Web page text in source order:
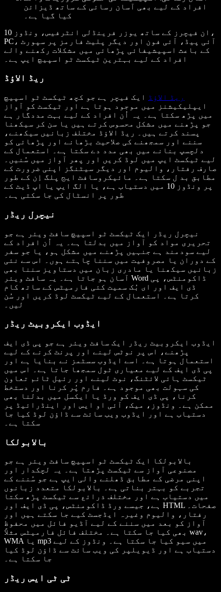
افراد کے لیے بھی آسان رسائی کے ساتھ ڈیزائن
کیا گیا ہے۔
ان فیچرز کے ساتھ یوزر فرینڈلی انٹرفیس، ونڈوز 10،
PC، آئی پیڈ، آئی فون اور دیگر پلیٹ فارمز پر سپورٹ
کے باعث اسپیشیفائی پڑھائی میں مشکلات رکھنے والے
افراد کے لیے بہترین ٹیکسٹ ٹو اسپیچ ایپ ہے۔
ریڈ الاؤڈ
ریڈ الاؤڈ
ایک فیچر ہے جو کچھ ٹیکسٹ ٹو اسپیچ
ایپلیکیشنز میں موجود ہوتا ہے اور ٹیکسٹ کو آواز
میں پڑھ سکتا ہے۔ یہ اُن افراد کے لیے بہت مددگار ہے
جو پڑھنے میں مشکل محسوس کرتے ہیں یا سن کر سیکھنا
پسند کرتے ہیں۔ ریڈ الاؤڈ مختلف زبانیں سیکھنے،
سننے اور سمجھنے کی صلاحیت بڑھانے اور پڑھائی کو
دلچسپ بنانے میں بھی مدد دے سکتا ہے۔ استعمال کے
لیے ٹیکسٹ ایپ میں لوڈ کریں اور پھر آواز میں سُنیں۔
صارف رفتار، والیوم اور دیگر سیٹنگز اپنی ضرورت کے
مطابق بد ل سکتا ہے۔ مائیکروسافٹ ایج پلگ اِن کے طور
پر ونڈوز 10 میں دستیاب ہے، یا الگ ایپ یا اپ ڈیٹ کے
طور پر انسٹال کی جا سکتی ہے۔
نیچرل ریڈر
نیچرل ریڈر ایک ٹیکسٹ ٹو اسپیچ سافٹ ویئر ہے جو
تحریری مواد کو آواز میں بدلتا ہے۔ یہ اُن افراد کے
لیے سودمند ہے جنہیں پڑھنے میں مشکل ہو، یا جو سفر
کے دوران یا مصروفیت میں سننا چاہتے ہوں۔ اس سے نئی
زبانیں سیکھنا یا مادری زبان میں دستاویز سننا بھی
آسان ہو جاتا ہے۔ یہ سافٹ ویئر Word ڈاکومنٹس، پی
ڈی ایف اور ای بُک سمیت کئی فارمیٹس کے ساتھ کام
کرتا ہے۔ استعمال کے لیے ٹیکسٹ لوڈ کریں اور سُن
لیں۔
ایڈوب ایکروبیٹ ریڈر
ایڈوب ایکروبیٹ ریڈر ایک سافٹ ویئر ہے جو پی ڈی ایف
پڑھنے، اس پر نوٹس لینے اور پرنٹ کرنے کے لیے
استعمال ہوتا ہے۔ اسے ایڈوب سسٹمز نے بنایا ہے اور
پی ڈی ایف کے لیے معیاری ٹول سمجھا جاتا ہے۔ اس میں
ٹیکسٹ ہائی لائٹنگ، نوٹ لینے اور رئیل ٹائم تعاون
کی سہولت بھی موجود ہے۔ فارم پُر کرنا اور دستخط
کرنا، پی ڈی ایف کو ورڈ یا ایکسل میں بدلنا بھی
ممکن ہے۔ ونڈوز، میک، آئی او ایس اور اینڈرائیڈ پر
دستیاب ہے اور ایڈوب ویب سائٹ سے ڈاؤن لوڈ کیا جا
سکتا ہے۔
بالابولکا
بالابولکا ایک ٹیکسٹ ٹو اسپیچ سافٹ ویئر ہے جو
مصنوعی آواز سے ٹیکسٹ پڑھتا ہے۔ یہ لچکدار اور
اپنی مرضی کے مطابق ڈھلنے والی ایپ ہے جو سُننے کے
تجربے کو بہتر بناتی ہے۔ بالابولکا متعدد زبانوں
میں دستیاب ہے اور مختلف ذرائع سے ٹیکسٹ پڑھ سکتا
ہے، جیسے ورڈ ڈاکومنٹس، پی ڈی ایف اور HTML صفحات۔
رفتار، والیوم وغیرہ ایڈجسٹ کیے جا سکتے ہیں اور
آواز کو بعد میں سننے کے لیے آڈیو فائل میں محفوظ
بھی کیا جا سکتا ہے۔ مختلف فائل فارمیٹس مثلاً wav،
WMA یا mp3 میں سیو کیا جا سکتا ہے۔ ونڈوز کے لیے
دستیاب ہے اور ڈیویلپر کی ویب سائٹ سے ڈاؤن لوڈ کیا
جا سکتا ہے۔
ٹی ٹی ایس ریڈر